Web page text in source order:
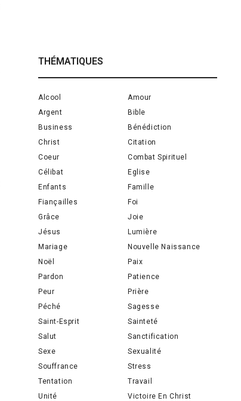
THÉMATIQUES
Alcool
Amour
Argent
Bible
Business
Bénédiction
Christ
Citation
Coeur
Combat Spirituel
Célibat
Eglise
Enfants
Famille
Fiançailles
Foi
Grâce
Joie
Jésus
Lumière
Mariage
Nouvelle Naissance
Noël
Paix
Pardon
Patience
Peur
Prière
Péché
Sagesse
Saint-Esprit
Sainteté
Salut
Sanctification
Sexe
Sexualité
Souffrance
Stress
Tentation
Travail
Unité
Victoire En Christ